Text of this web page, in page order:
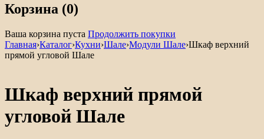
Корзина (0)
Ваша корзина пуста Продолжить покупки
Главная›Каталог›Кухни›Шале›Модули Шале›Шкаф верхний
прямой угловой Шале
Шкаф верхний прямой
угловой Шале